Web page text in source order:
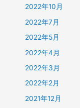
2022年10月
2022年7月
2022年5月
2022年4月
2022年3月
2022年2月
2021年12月